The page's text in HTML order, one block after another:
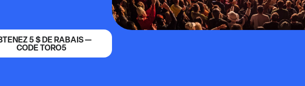
5 $ DE RABAIS —
CODE TORO5